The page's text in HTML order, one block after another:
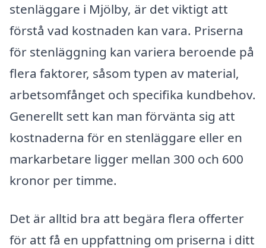
stenläggare i Mjölby, är det viktigt att
förstå vad kostnaden kan vara. Priserna
för stenläggning kan variera beroende på
flera faktorer, såsom typen av material,
arbetsomfånget och specifika kundbehov.
Generellt sett kan man förvänta sig att
kostnaderna för en stenläggare eller en
markarbetare ligger mellan 300 och 600
kronor per timme.
Det är alltid bra att begära flera offerter
för att få en uppfattning om priserna i ditt